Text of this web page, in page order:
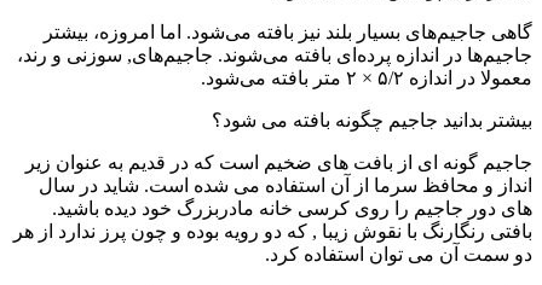
گاهی جاجیم‌های بسیار بلند نیز بافته می‌شود. اما امروزه، بیشتر
جاجیم‌ها در اندازه پرده‌ای بافته می‌شوند. جاجیم‌های, سوزنی و رند،
معمولا در اندازه ۵/۲ × ۲ متر بافته می‌شود.
بیشتر بدانید جاجیم چگونه بافته می شود؟
جاجیم گونه ای از بافت های ضخیم است که در قدیم به عنوان زیر
انداز و محافظ سرما از آن استفاده می شده است. شاید در سال
های دور جاجیم را روی کرسی خانه مادربزرگ خود دیده باشید.
بافتی رنگارنگ با نقوش زیبا , که دو رویه بوده و چون پرز ندارد از هر
دو سمت آن می توان استفاده کرد.